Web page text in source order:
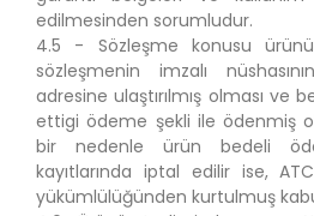
edilmesinden sorumludur.
4.5 - Sözleşme konusu
sözleşmenin imzalı
adresine ulaştırılmış olması ve
ettigi ödeme şekli ile ödenmiş
bir nedenle ürün bedeli
kayıtlarında iptal edilir ise,
yükümlülüğünden kurtulmuş